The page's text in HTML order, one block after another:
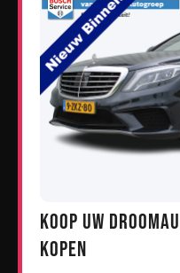
Koop uw
kopen